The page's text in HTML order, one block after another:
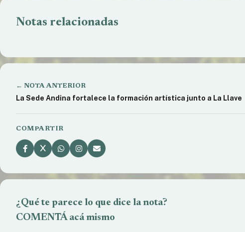
Notas relacionadas
Un jubilado recupera su dinero tras una
← NOTA ANTERIOR
La Sede Andina fortalece la formación artística junto a La Llave
COMPARTIR
¿Qué te parece lo que dice la nota?
COMENTÁ acá mismo